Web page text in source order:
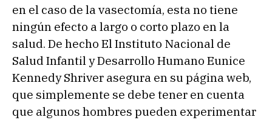
en el caso de la vasectomía, esta no tiene
ningún efecto a largo o corto plazo en la
salud. De hecho El Instituto Nacional de
Salud Infantil y Desarrollo Humano Eunice
Kennedy Shriver asegura en su página web,
que simplemente se debe tener en cuenta
que algunos hombres pueden experimentar